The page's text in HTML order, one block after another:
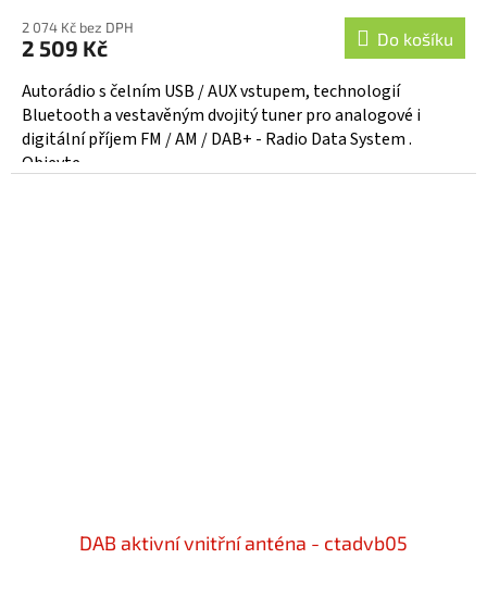
2 074 Kč bez DPH
2 509 Kč Do košíku
Autorádio s čelním USB / AUX vstupem, technologií
Bluetooth a vestavěným dvojitý tuner pro analogové i
digitální příjem FM / AM / DAB+ - Radio Data System .
Objevte...
DAB aktivní vnitřní anténa - ctadvb05